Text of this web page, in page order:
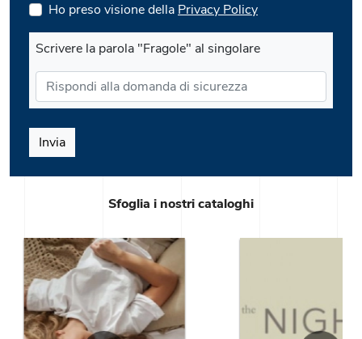
Sfoglia i nostri cataloghi
Ho preso visione della Privacy Policy
Scrivere la parola "Fragole" al singolare
Invia